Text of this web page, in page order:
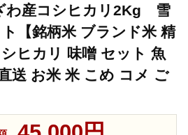
わ産コシヒカリ2Kg 雪
【銘柄米 ブランド米 精
ヒカリ 味噌 セット 魚
送 お米 米 こめ コメ ご